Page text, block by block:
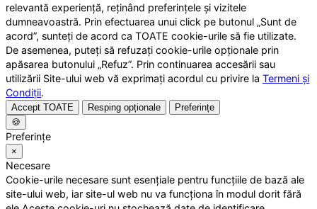
relevantă experiență, reținând preferințele și vizitele
dumneavoastră. Prin efectuarea unui click pe butonul „Sunt de
acord”, sunteți de acord ca TOATE cookie-urile să fie utilizate.
De asemenea, puteți să refuzați cookie-urile opționale prin
apăsarea butonului „Refuz”. Prin continuarea accesării sau
utilizării Site-ului web vă exprimați acordul cu privire la Termeni și
Condiții.
Accept TOATE Resping opționale
Preferințe
🍪
Preferințe
×
Necesare
Cookie-urile necesare sunt esențiale pentru funcțiile de bază ale
site-ului web, iar site-ul web nu va funcționa în modul dorit fără